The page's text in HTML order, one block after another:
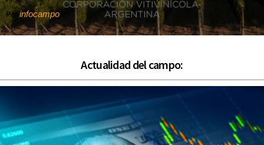
Por infocampo
Actualidad del campo: